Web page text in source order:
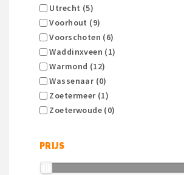
Utrecht (5)
Voorhout (9)
Voorschoten (6)
Waddinxveen (1)
Warmond (12)
Wassenaar (0)
Zoetermeer (1)
Zoeterwoude (0)
PRIJS